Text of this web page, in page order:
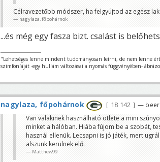
Célravezetőbb módszer, ha felgyújtod az egész
nagylaza, főpohárnok
...és még egy fasza bizt. csalást is
"Lehetséges lenne mindent tudományosan leírni, de nem lenne
szimfoníáját -egy hullám változásai a nyomás függvényében-
nagylaza, főpohárnok 18 142 —
Van valakinek használható ötlete a mini
minket a hálóban. Hiába fújom be a szobát,
használ ellenük. Lecsapni is jó játék, mert
alszunk kerülnek elő.
Matthew99